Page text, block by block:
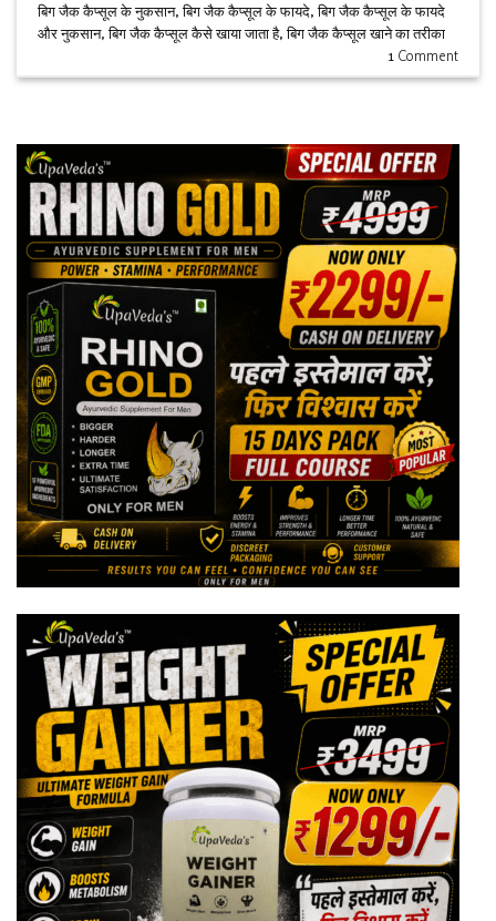
बिग जैक कैप्सूल के नुकसान,बिग जैक कैप्सूल के फायदे,बिग जैक कैप्सूल के फायदे
और नुकसान,बिग जैक कैप्सूल कैसे खाया जाता है,बिग जैक कैप्सूल खाने का तरीका
1 Comment